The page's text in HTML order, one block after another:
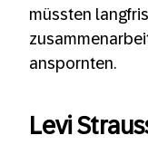
müssten
anspornten.
Levi